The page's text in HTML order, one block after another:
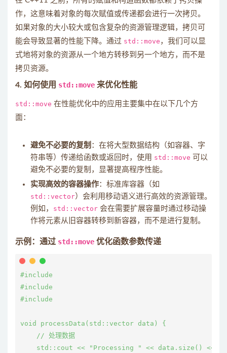
作，这意味着对象的每次赋值或传递都会进行一次拷贝。
如果对象的大小较大或包含复杂的资源管理逻辑，拷贝可
能会导致显著的性能下降。通过 std::move ，我们可以显
式地将对象的资源从一个地方转移到另一个地方，而不是
拷贝资源。
4. 如何使用 std::move 来优化性能
std::move 在性能优化中的应用主要集中在以下几个方
面：
避免不必要的复制 ：在将大型数据结构（如容器、字
符串等）传递给函数或返回时，使用 std::move 可以
避免不必要的复制，显著提高程序性能。
实现高效的容器操作：标准库容器（如
std::vector）会利用移动语义进行高效的资源管理。
例如， std::vector 会在需要扩展容量时通过移动操
作将元素从旧容器转移到新容器，而不是进行复制。
示例：通过 std::move 优化函数参数传递
#include
#include
#include
void processData(std::vector data) {
    // 处理数据
std::cout << "Processing " << data.size() << "